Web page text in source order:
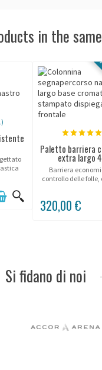
in the
Paletto barriera
extra largo
Barriera
controllo delle folle,
320,00 €
Si fidano di noi